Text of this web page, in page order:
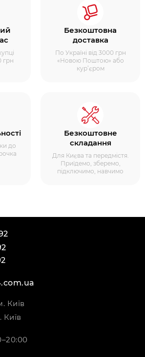
грн
Безкоштовна
доставка
По Україні від 3000 грн
«Новою Поштою» або
кур’єром
до
Безкоштовне
складання
Для Києва та передмістя.
Приїдемо, зберемо,
підключимо, навчимо
Київ